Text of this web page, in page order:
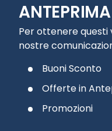
Per ottenere questi
nostre
Buoni Sconto
Offerte in
Promozioni